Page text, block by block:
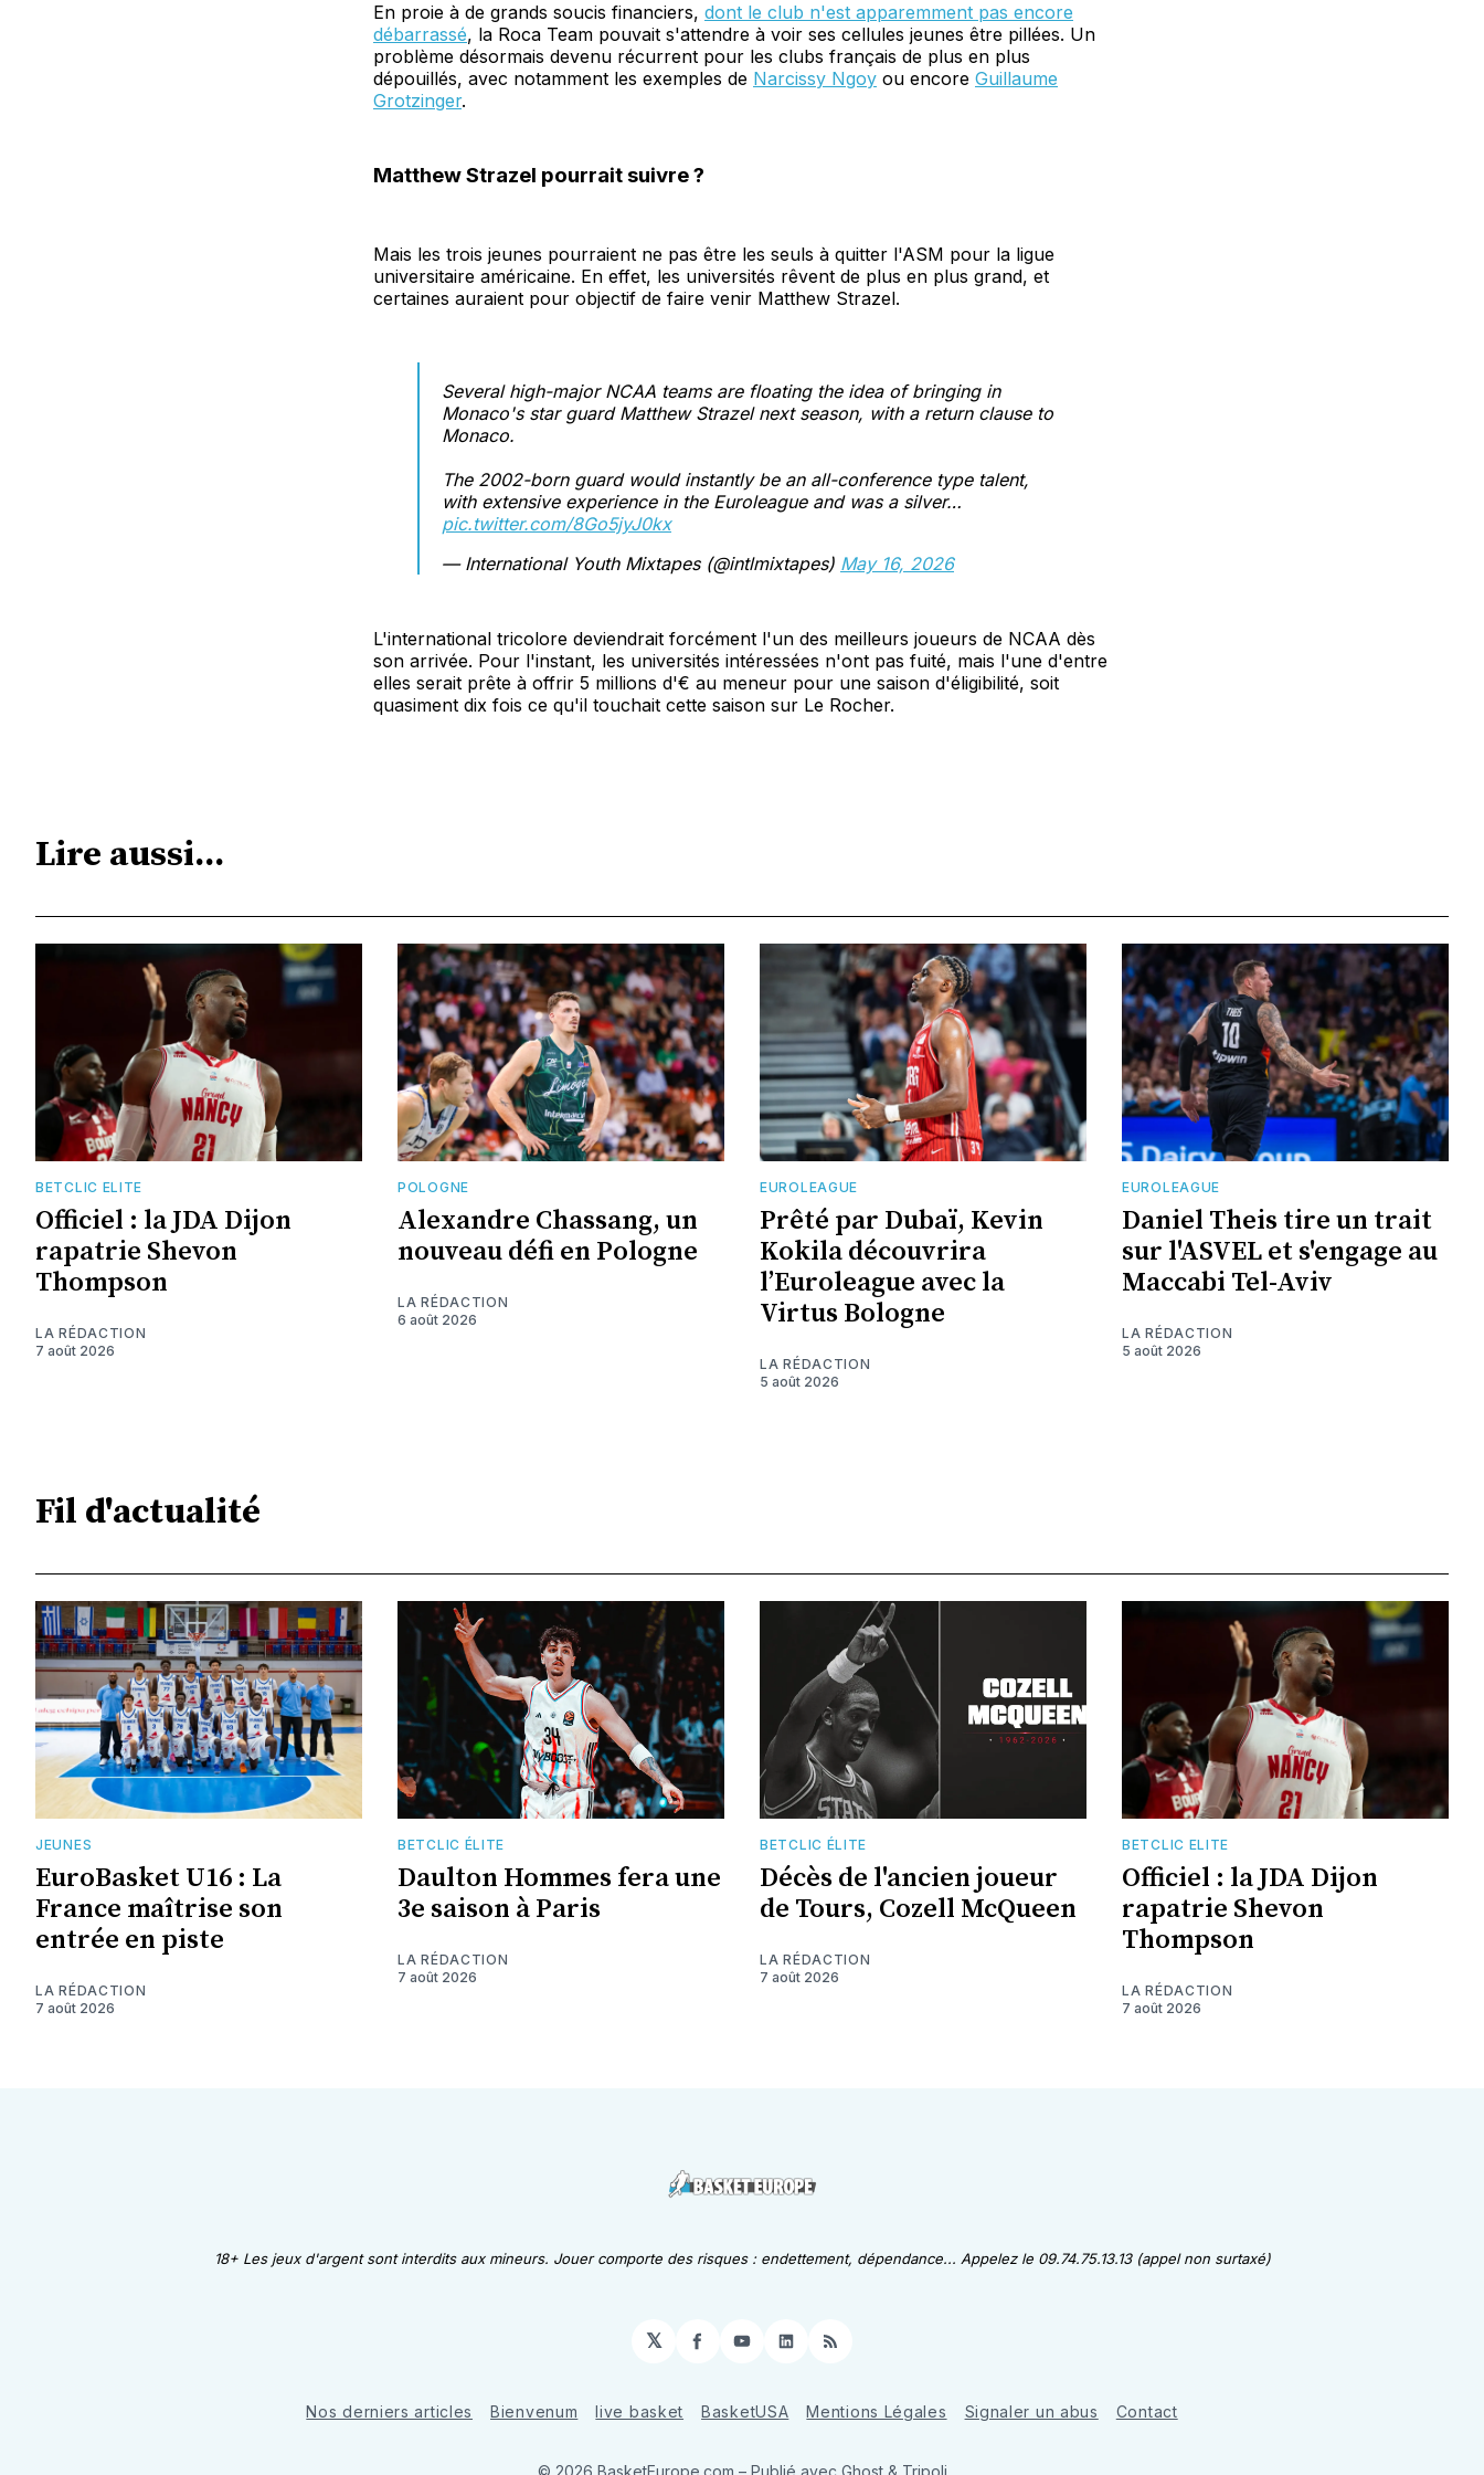
En proie à de grands soucis financiers, dont le club n'est apparemment pas encore
débarrassé, la Roca Team pouvait s'attendre à voir ses cellules jeunes être pillées. Un
problème désormais devenu récurrent pour les clubs français de plus en plus
dépouillés, avec notamment les exemples de Narcissy Ngoy ou encore Guillaume
Grotzinger.
Matthew Strazel pourrait suivre ?
Mais les trois jeunes pourraient ne pas être les seuls à quitter l'ASM pour la ligue
universitaire américaine. En effet, les universités rêvent de plus en plus grand, et
certaines auraient pour objectif de faire venir Matthew Strazel.
Several high-major NCAA teams are floating the idea of bringing in
Monaco's star guard Matthew Strazel next season, with a return clause to
Monaco.
The 2002-born guard would instantly be an all-conference type talent,
with extensive experience in the Euroleague and was a silver…
pic.twitter.com/8Go5jyJ0kx
— International Youth Mixtapes (@intlmixtapes) May 16, 2026
L'international tricolore deviendrait forcément l'un des meilleurs joueurs de NCAA dès
son arrivée. Pour l'instant, les universités intéressées n'ont pas fuité, mais l'une d'entre
elles serait prête à offrir 5 millions d'€ au meneur pour une saison d'éligibilité, soit
quasiment dix fois ce qu'il touchait cette saison sur Le Rocher.
Lire aussi...
BETCLIC ELITE
Officiel : la JDA Dijon
rapatrie Shevon
Thompson
LA RÉDACTION
7 août 2026
POLOGNE
Alexandre Chassang, un
nouveau défi en Pologne
LA RÉDACTION
6 août 2026
EUROLEAGUE
Prêté par Dubaï, Kevin
Kokila découvrira
l’Euroleague avec la
Virtus Bologne
LA RÉDACTION
5 août 2026
EUROLEAGUE
Daniel Theis tire un trait
sur l'ASVEL et s'engage au
Maccabi Tel-Aviv
LA RÉDACTION
5 août 2026
Fil d'actualité
JEUNES
EuroBasket U16 : La
France maîtrise son
entrée en piste
LA RÉDACTION
7 août 2026
BETCLIC ÉLITE
Daulton Hommes fera une
3e saison à Paris
LA RÉDACTION
7 août 2026
BETCLIC ÉLITE
Décès de l'ancien joueur
de Tours, Cozell McQueen
LA RÉDACTION
7 août 2026
BETCLIC ELITE
Officiel : la JDA Dijon
rapatrie Shevon
Thompson
LA RÉDACTION
7 août 2026
18+ Les jeux d'argent sont interdits aux mineurs. Jouer comporte des risques : endettement, dépendance... Appelez le 09.74.75.13.13 (appel non surtaxé)
𝕏 Facebook
YouTube
LinkedIn
RSS
Nos derniers articles Bienvenum live basket BasketUSA Mentions Légales Signaler un abus Contact